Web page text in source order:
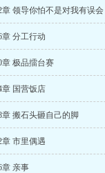
章 领导你怕不是对我有误会
章 分工行动
章 极品擂台赛
章 国营饭店
章 搬石头砸自己的脚
章 市里偶遇
章 亲事